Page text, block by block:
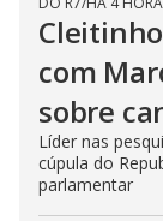
com
sobre
Líder nas
cúpula do
parlamentar